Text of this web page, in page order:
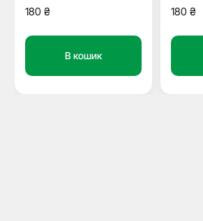
180 ₴
В кошик
180 ₴